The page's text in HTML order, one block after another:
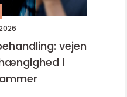
vejen
i